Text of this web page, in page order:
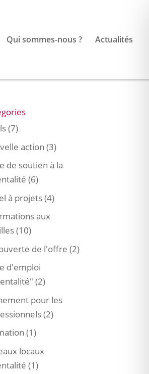
Qui sommes-nous ? Actualités
(7)
action (3)
de soutien à la
(6)
à projets(4)
aux
(10)
de l'offre (2)
d'emploi
(2)
pour les
(2)
(1)
locaux
(1)